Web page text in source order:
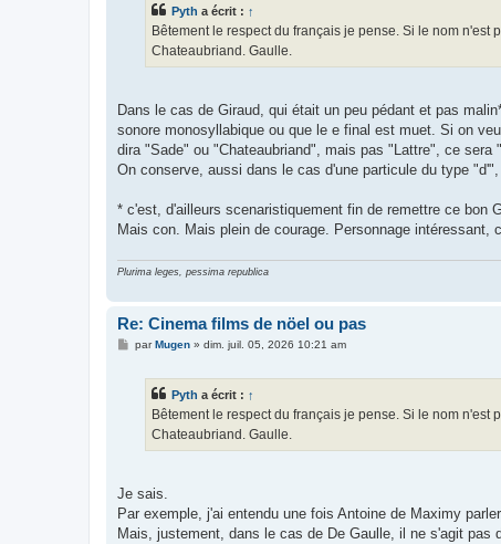
Pyth a écrit : ↑
Bêtement le respect du français je pense. Si le nom
Chateaubriand. Gaulle.
Dans le cas de Giraud, qui était un peu pédant et pas
sonore monosyllabique ou que le e final est muet. Si on
dira "Sade" ou "Chateaubriand", mais pas "Lattre", ce sera
On conserve, aussi dans le cas d'une particule du type
* c'est, d'ailleurs scenaristiquement fin de remettre ce bon
Mais con. Mais plein de courage. Personnage intéressant,
Plurima leges, pessima republica
Re: Cinema films de nöel ou pas
Mpar Mugen» dim. juil. 05, 2026 10:21 am
Pyth a écrit : ↑
Bêtement le respect du français je pense. Si le nom
Chateaubriand. Gaulle.
Je sais.
Par exemple, j'ai entendu une fois Antoine de Maximy
Mais, justement, dans le cas de De Gaulle, il ne s'agit pas